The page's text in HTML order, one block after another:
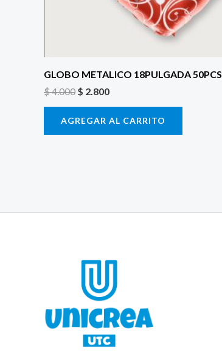
GLOBO METALICO 18PULGADA 50PCS
$4.000 $ 2.800
AGREGAR AL CARRITO